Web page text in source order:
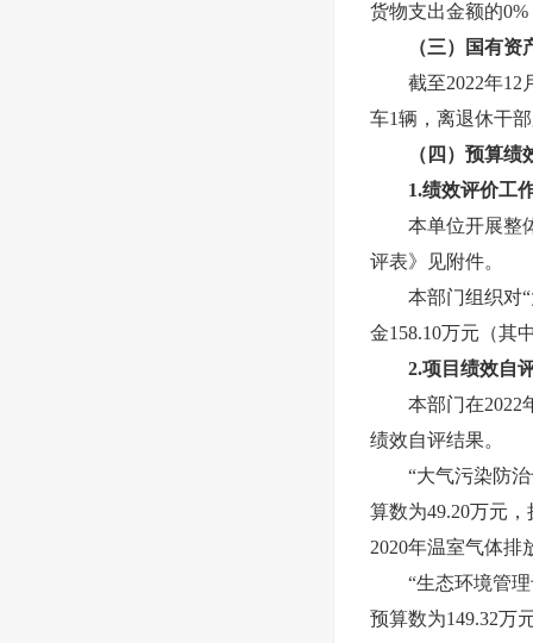
货物支出金额的0%
（三）国有资
截至2022年12
车1辆，离退休干
（四）预算绩
1.绩效评价工
本单位开展整
评表》见附件。
本部门组织对“
金158.10万元（其
2.项目绩效自
本部门在2022
绩效自评结果。
“大气污染防
算数为49.20万元，
2020年温室气体排
“生态环境管
预算数为149.32万